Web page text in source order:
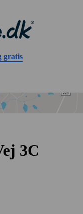
gratis
3C